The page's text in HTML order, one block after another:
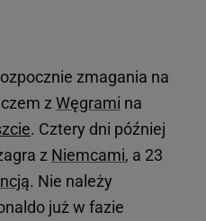
zmagania na
z Węgrami na
. Cztery dni później
z Niemcami, a 23
. Nie należy
już w fazie